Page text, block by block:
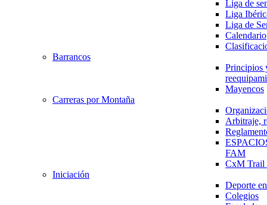
Liga de
Liga
Liga de
Calendario
Barrancos
Principios
Mayencos
Carreras por Montaña
Arbitraje,
FAM
CxM
Iniciación
Deporte
Colegios